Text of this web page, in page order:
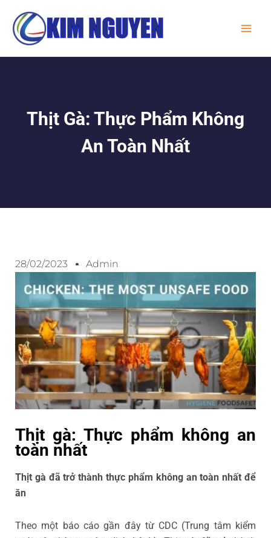
content
Thịt Gà: Thực Phẩm Không
An Toàn Nhất
28/02/2023 Admin
Thịt gà: Thực phẩm không an
toàn nhất
Thịt gà đã trở thành thực phẩm không an toàn nhất để
ăn
Theo một báo cáo gần đây từ CDC (Trung tâm kiểm